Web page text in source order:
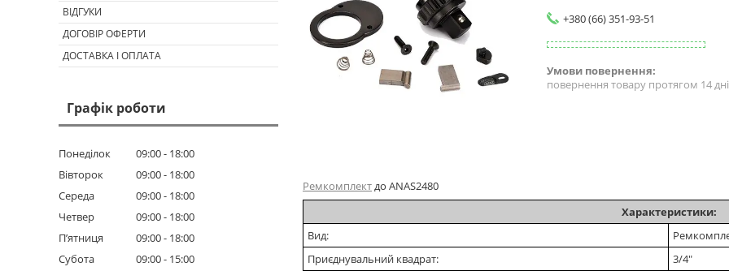
+380 (66) 351-93-51
повернення товару протягом 14
Ремкомплект до ANAS2480
Характеристики:
Вид:
Приєднувальний квадрат:
3/4"
ВІДГУКИ
ДОГОВІР ОФЕРТИ
ДОСТАВКА І ОПЛАТА
Графік роботи
Понеділок 09:00
18:00
Вівторок
09:00
18:00
Середа
09:00
18:00
Четвер
09:00
18:00
Пʼятниця
09:00
18:00
Субота
09:00
15:00